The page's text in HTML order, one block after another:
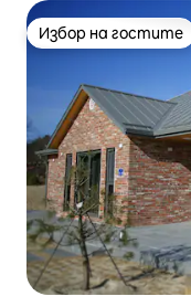
Избор на гостите
Избор на гостите